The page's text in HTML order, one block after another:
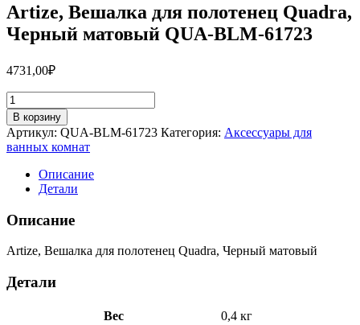
Artize, Вешалка для полотенец Quadra,
Черный матовый QUA-BLM-61723
4731,00₽
Количество
товара
Artize,
Вешалка
для
полотенец
Quadra,
Черный
матовый
QUA-
61723
В корзину
Артикул: QUA-BLM-61723 Категория: Аксессуары для
ванных комнат
Описание
Детали
Описание
Artize, Вешалка для полотенец Quadra, Черный матовый
Детали
Вес
0,4 кг